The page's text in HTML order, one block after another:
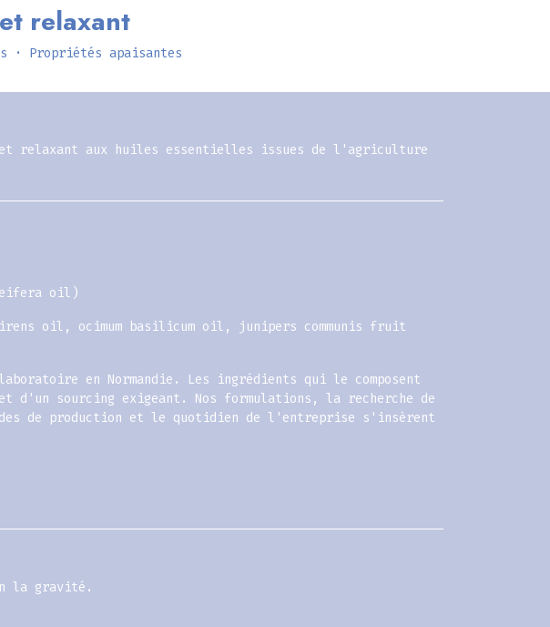
relaxant
Propriétés apaisantes
relaxant aux huiles essentielles issues de l'agriculture
oil)
oil, ocimum basilicum oil, junipers communis fruit
en Normandie. Les ingrédients qui le composent
sourcing exigeant. Nos formulations, la recherche de
de production et le quotidien de l'entreprise s'insèrent
la gravité.